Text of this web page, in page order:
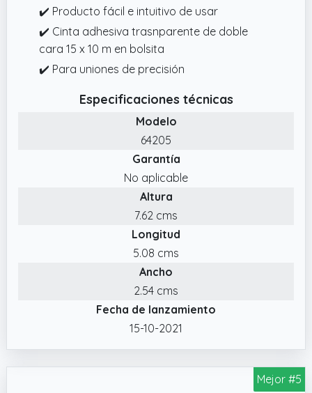
✔️ Producto fácil e intuitivo de usar
✔️ Cinta adhesiva trasnparente de doble
cara 15 x 10 m en bolsita
✔️ Para uniones de precisión
Especificaciones técnicas
Modelo
64205
Garantía
No aplicable
Altura
7.62 cms
Longitud
5.08 cms
Ancho
2.54 cms
Fecha de lanzamiento
15-10-2021
Mejor #5